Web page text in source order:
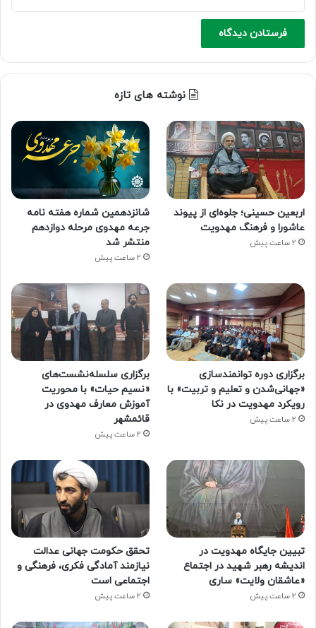
نوشته های تازه
اربعین حسینی؛ جلوه‌ای از پیوند
عاشورا و فرهنگ مهدویت
2 ساعت پیش
شانزدهمین شماره هفته‌ نامه
جرعه مهدوی مرحله دوازدهم
منتشر شد
2 ساعت پیش
برگزاری دوره توانمندسازی
«جهانی‌شدن و تعلیم و تربیت» با
رویکرد مهدویت در نکا
2 ساعت پیش
برگزاری سلسله‌نشست‌های
«نسیم حیات» با محوریت
آموزش معارف مهدوی در
قائمشهر
2 ساعت پیش
تبیین جایگاه مهدویت در
اندیشه رهبر شهید در اجتماع
«عاشقان ولایت» ساری
2 ساعت پیش
تحقق حکومت جهانی عدالت
نیازمند آمادگی فکری، فرهنگی و
اجتماعی است
2 ساعت پیش